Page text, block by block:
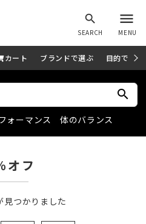
search
SEARCH
menu
MENU
カート ブランドで選ぶ 目的で選ぶ
search
ォーマンス 体のバランス
オフ
見つかりました